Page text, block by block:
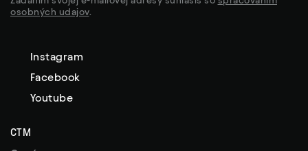
osobných udajov.
Instagram
Facebook
Youtube
CTM